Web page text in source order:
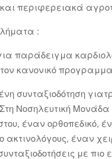
περιφερειακά
:
παράδειγμα
κανονικό
συνταξιοδότηση
Νοσηλευτική
έναν ορθοπεδικό,
ακτινολόγους, έναν
με πιο